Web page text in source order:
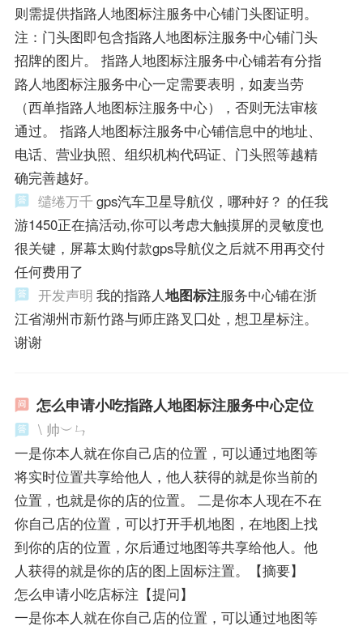
则需提供指路人地图标注服务中心铺门头图证明。
注：门头图即包含指路人地图标注服务中心铺门头
招牌的图片。 指路人地图标注服务中心铺若有分指
路人地图标注服务中心一定需要表明，如麦当劳
（西单指路人地图标注服务中心），否则无法审核
通过。 指路人地图标注服务中心铺信息中的地址、
电话、营业执照、组织机构代码证、门头照等越精
确完善越好。
缱绻万千 gps汽车卫星导航仪，哪种好？ 的任我
游1450正在搞活动,你可以考虑大触摸屏的灵敏度也
很关键，屏幕太购付款gps导航仪之后就不用再交付
任何费用了
开发声明 我的指路人地图标注服务中心铺在浙
江省湖州市新竹路与师庄路叉囗处，想卫星标注。
谢谢
怎么申请小吃指路人地图标注服务中心定位
\ 帅︶ㄣ
一是你本人就在你自己店的位置，可以通过地图等
将实时位置共享给他人，他人获得的就是你当前的
位置，也就是你的店的位置。 二是你本人现在不在
你自己店的位置，可以打开手机地图，在地图上找
到你的店的位置，尔后通过地图等共享给他人。他
人获得的就是你的店的图上固标注置。【摘要】
怎么申请小吃店标注【提问】
一是你本人就在你自己店的位置，可以通过地图等